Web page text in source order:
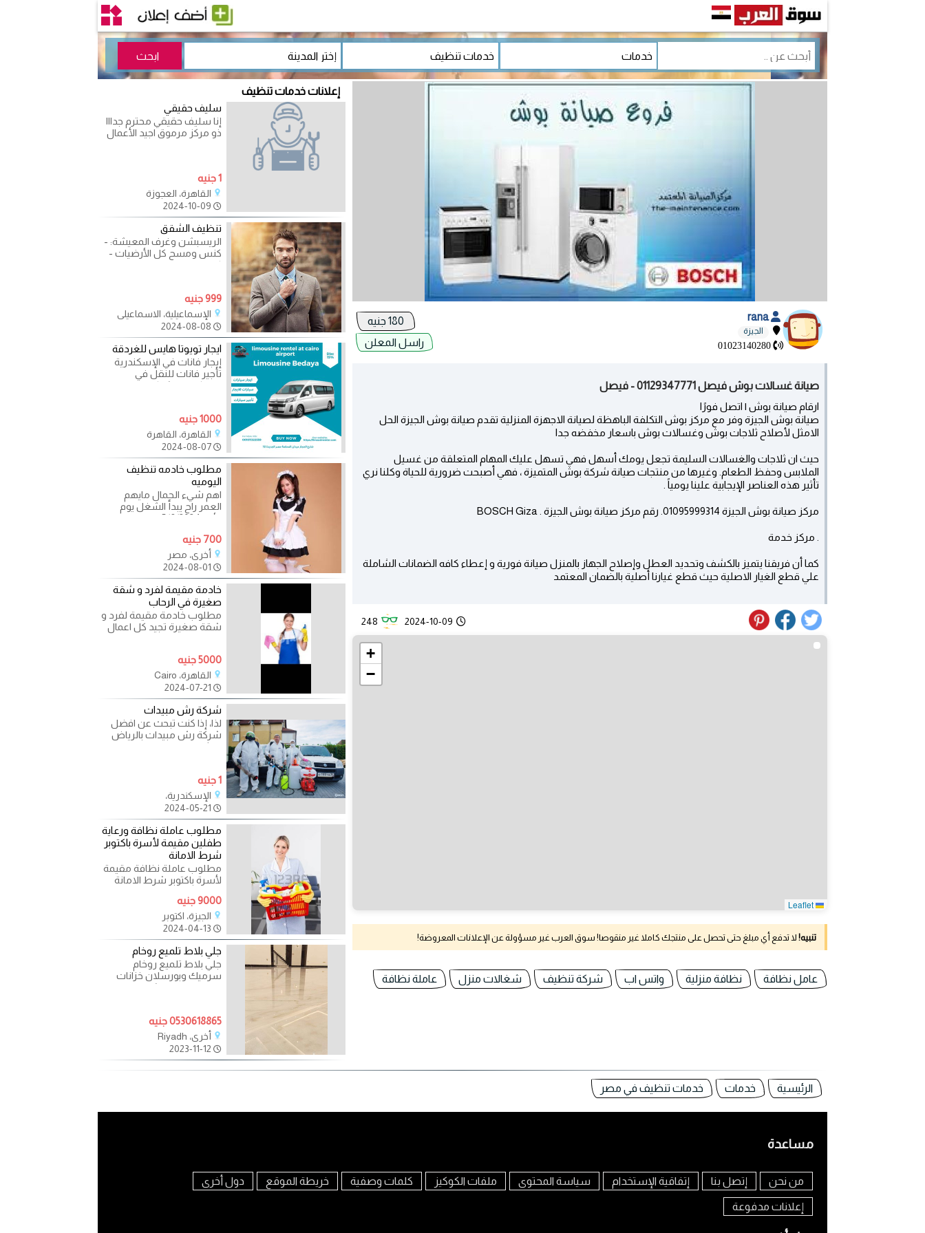
rana
الجيزة
01023140280
راسل المعلن
صيانة غسالات بوش فيصل 01129347771 - فيصل
ارقام صيانة بوش | اتصل فورًا
صيانة بوش الجيزة وفر مع مركز بوش التكلفة الباهظة لصيانة الاجهزة المنزلية تقدم صيانة بوش الجيزة الحل
الامثل لأصلاح ثلاجات بوش وغسالات بوش باسعار مخفضه جدا
حيث ان ثلاجات والغسالات السليمة تجعل يومك أسهل فهي تسهل عليك المهام المتعلقة من غسيل
الملابس وحفظ الطعام. وغيرها من منتجات صيانة شركة بوش المتميزة ، فهي أصبحت ضرورية للحياة وكلنا نري
تأثير هذه العناصر الإيجابية علينا يومياً .
مركز صيانة بوش الجيزة 01095999314. رقم مركز صيانة بوش الجيزة . BOSCH Giza
. مركز خدمة
كما أن فريقنا يتميز بالكشف وتحديد العطل وإصلاح الجهاز بالمنزل صيانة فورية و إعطاء كافه الضمانات الشاملة
علي قطع الغيار الاصلية حيث قطع غيارنا أصلية بالضمان المعتمد
2024-10-09
248
+
−
تنبيه! لا تدفع أي مبلغ حتى تحصل على منتجك كاملا غير منقوصا! سوق العرب غير مسؤولة عن الإعلانات المعروضة!
عامل نظافة نظافة منزلية واتس اب شركة تنظيف شغالات منزل عاملة نظافة
إعلانات خدمات تنظيف
سليف حقيقي
إنا سليف حقيقي محترم جدااا
ذو مركز مرموق اجيد الأعمال
1 جنيه
القاهرة، العجوزة
2024-10-09
تنظيف الشقق
الريسبشن وغرف المعيشة: -
كنس ومسح كل الأرضيات -
كنس وتنفيض السجاد
999 جنيه
الإسماعيلية، الاسماعيلي
2024-08-08
ايجار تويوتا هايس للغردقة
إيجار فانات في الإسكندرية
تأجير فانات للنقل في
الإسكندرية شركات إيجار
1000 جنيه
القاهرة، القاهرة
2024-08-07
مطلوب خادمه تنظيف
اليوميه
اهم شيء الجمال مايهم
العمر راح يبدأ الشغل يوم
الأحد 5/8/2024 الرجاء تواصل
700 جنيه
أخرى، مصر
2024-08-01
خادمة مقيمة لفرد و شقة
صغيرة في الرحاب
مطلوب خادمة مقيمة لفرد و
شقة صغيرة تجيد كل اعمال
5000 جنيه
القاهرة، Cairo
2024-07-21
شركة رش مبيدات
لذا، إذا كنت تبحث عن افضل
شركة رش مبيدات بالرياض
موثوقة ومتخصصة في مجال
1 جنيه
الإسكندرية،
2024-05-21
مطلوب عاملة نظافة ورعاية
طفلين مقيمة لأسرة باكتوبر
شرط الامانة
مطلوب عاملة نظافة مقيمة
لأسرة باكتوبر شرط الامانة
طفلين اقامة باكتوبر
9000 جنيه
الجيزة، اكتوبر
2024-04-13
جلي بلاط تلميع روخام
جلي بلاط تلميع روخام
سرميك وبورسلان خزانات
تنظيف وتلميع شقه
0530618865 جنيه
أخرى، Riyadh
2023-11-12
الرئيسية خدمات خدمات تنظيف في مصر
مساعدة
من نحن إتصل بنا إتفاقية الإستخدام سياسة المحتوى ملفات الكوكيز كلمات وصفية خريطة الموقع دول أخرى
إعلانات مدفوعة